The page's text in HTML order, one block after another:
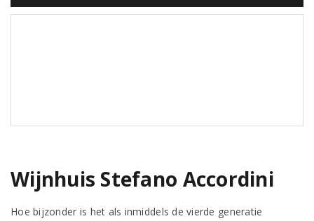
Wijnhuis Stefano Accordini
Hoe bijzonder is het als inmiddels de vierde generatie